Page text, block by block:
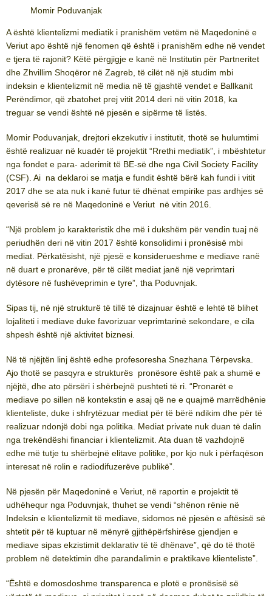
Momir Poduvanjak
A është klientelizmi mediatik i pranishëm vetëm në Maqedoninë e
Veriut apo është një fenomen që është i pranishëm edhe në vendet
e tjera të rajonit? Këtë përgjigje e kanë në Institutin për Partneritet
dhe Zhvillim Shoqëror në Zagreb, të cilët në një studim mbi
indeksin e klientelizmit në media në të gjashtë vendet e Ballkanit
Perëndimor, që zbatohet prej vitit 2014 deri në vitin 2018, ka
treguar se vendi është në pjesën e sipërme të listës.
Momir Poduvanjak, drejtori ekzekutiv i institutit, thotë se hulumtimi
është realizuar në kuadër të projektit “Rrethi mediatik”, i mbështetur
nga fondet e para- aderimit të BE-së dhe nga Civil Society Facility
(CSF). Ai na deklaroi se matja e fundit është bërë kah fundi i vitit
2017 dhe se ata nuk i kanë futur të dhënat empirike pas ardhjes së
qeverisë së re në Maqedoninë e Veriut në vitin 2016.
“Një problem jo karakteristik dhe më i dukshëm për vendin tuaj në
periudhën deri në vitin 2017 është konsolidimi i pronësisë mbi
mediat. Përkatësisht, një pjesë e konsiderueshme e mediave ranë
në duart e pronarëve, për të cilët mediat janë një veprimtari
dytësore në fushëveprimin e tyre”, tha Poduvnjak.
Sipas tij, në një strukturë të tillë të dizajnuar është e lehtë të blihet
lojaliteti i mediave duke favorizuar veprimtarinë sekondare, e cila
shpesh është një aktivitet biznesi.
Në të njëjtën linj është edhe profesoresha Snezhana Tërpevska.
Ajo thotë se pasqyra e strukturës pronësore është pak a shumë e
njëjtë, dhe ato përsëri i shërbejnë pushteti të ri. “Pronarët e
mediave po sillen në kontekstin e asaj që ne e quajmë marrëdhënie
klienteliste, duke i shfrytëzuar mediat për të bërë ndikim dhe për të
realizuar ndonjë dobi nga politika. Mediat private nuk duan të dalin
nga trekëndëshi financiar i klientelizmit. Ata duan të vazhdojnë
edhe më tutje tu shërbejnë elitave politike, por kjo nuk i përfaqëson
interesat në rolin e radiodifuzerëve publikë”.
Në pjesën për Maqedoninë e Veriut, në raportin e projektit të
udhëhequr nga Poduvnjak, thuhet se vendi “shënon rënie në
Indeksin e klientelizmit të mediave, sidomos në pjesën e aftësisë së
shtetit për të kuptuar në mënyrë gjithëpërfshirëse gjendjen e
mediave sipas ekzistimit deklarativ të të dhënave”, që do të thotë
problem në detektimin dhe parandalimin e praktikave klienteliste”.
“Është e domosdoshme transparenca e plotë e pronësisë së